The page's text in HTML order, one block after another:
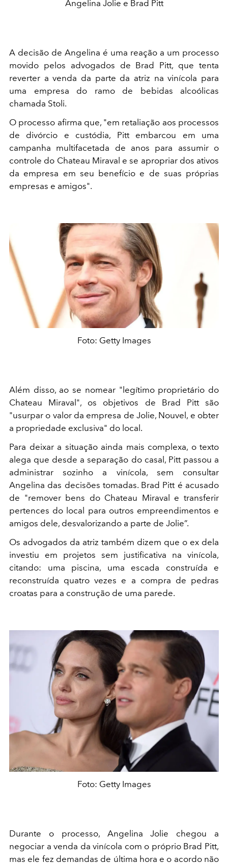
Angelina Jolie e Brad Pitt
A decisão de Angelina é uma reação a um processo
movido pelos advogados de Brad Pitt, que tenta
reverter a venda da parte da atriz na vinícola para
uma empresa do ramo de bebidas alcoólicas
chamada Stoli.
O processo afirma que, "em retaliação aos processos
de divórcio e custódia, Pitt embarcou em uma
campanha multifacetada de anos para assumir o
controle do Chateau Miraval e se apropriar dos ativos
da empresa em seu benefício e de suas próprias
empresas e amigos".
Foto: Getty Images
Além disso, ao se nomear "legítimo proprietário do
Chateau Miraval", os objetivos de Brad Pitt são
"usurpar o valor da empresa de Jolie, Nouvel, e obter
a propriedade exclusiva" do local.
Para deixar a situação ainda mais complexa, o texto
alega que desde a separação do casal, Pitt passou a
administrar sozinho a vinícola, sem consultar
Angelina das decisões tomadas. Brad Pitt é acusado
de "remover bens do Chateau Miraval e transferir
pertences do local para outros empreendimentos e
amigos dele, desvalorizando a parte de Jolie”.
Os advogados da atriz também dizem que o ex dela
investiu em projetos sem justificativa na vinícola,
citando: uma piscina, uma escada construída e
reconstruída quatro vezes e a compra de pedras
croatas para a construção de uma parede.
Foto: Getty Images
Durante o processo, Angelina Jolie chegou a
negociar a venda da vinícola com o próprio Brad Pitt,
mas ele fez demandas de última hora e o acordo não